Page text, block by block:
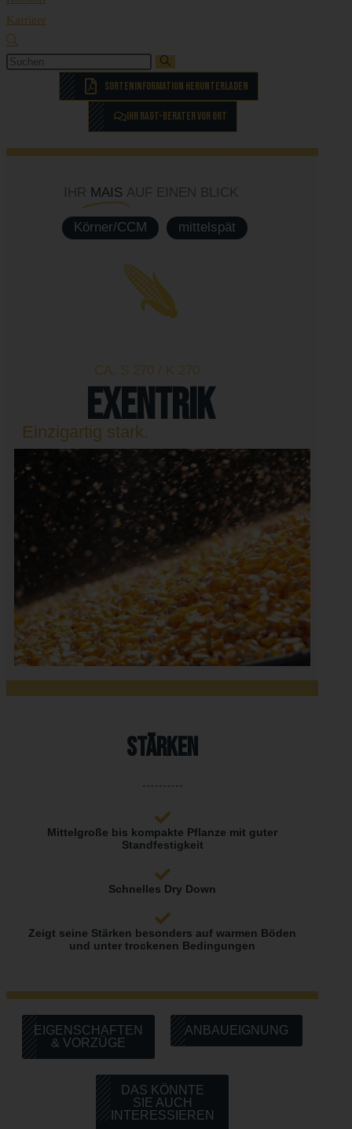
Karriere
Sorteninformation herunterladen
IHR RAGT-BERATER VOR ORT
IHR MAIS AUF EINEN BLICK
Körner/CCM mittelspät
CA. S 270 / K 270
EXENTRIK
Einzigartig stark.
Stärken
Mittelgroße bis kompakte Pflanze mit guter
Standfestigkeit
Schnelles Dry Down
Zeigt seine Stärken besonders auf warmen Böden
und unter trockenen Bedingungen
EIGENSCHAFTEN
& VORZÜGE
ANBAUEIGNUNG
DAS KÖNNTE
SIE AUCH
INTERESSIEREN